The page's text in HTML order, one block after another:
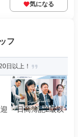
気になる
フ
日以上！
・日商簿記2級以